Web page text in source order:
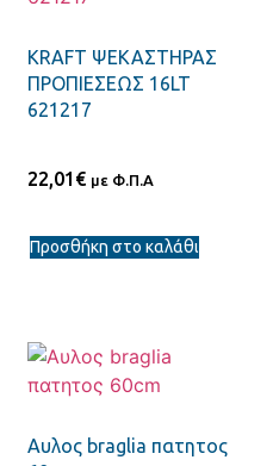
KRAFT ΨΕΚΑΣΤΗΡΑΣ
ΠΡΟΠΙΕΣΕΩΣ 16LT
621217
22,01 € με Φ.Π.Α
Προσθήκη στο καλάθι
Αυλος braglia πατητος